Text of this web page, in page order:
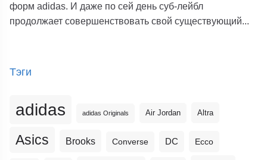
форм adidas. И даже по сей день суб-лейбл
продолжает совершенствовать свой существующий...
Тэги
adidas adidas Originals Air Jordan Altra
Asics Brooks Converse DC Ecco